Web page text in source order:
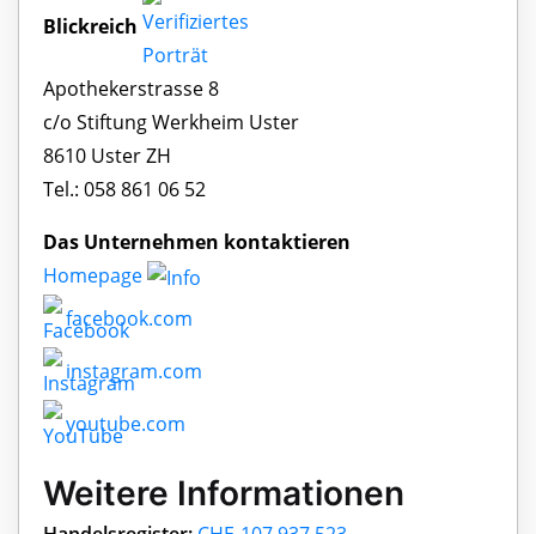
Blickreich
Apothekerstrasse 8
c/o Stiftung Werkheim Uster
8610 Uster ZH
Tel.: 058 861 06 52
Das Unternehmen kontaktieren
Homepage
facebook.com
instagram.com
youtube.com
Weitere Informationen